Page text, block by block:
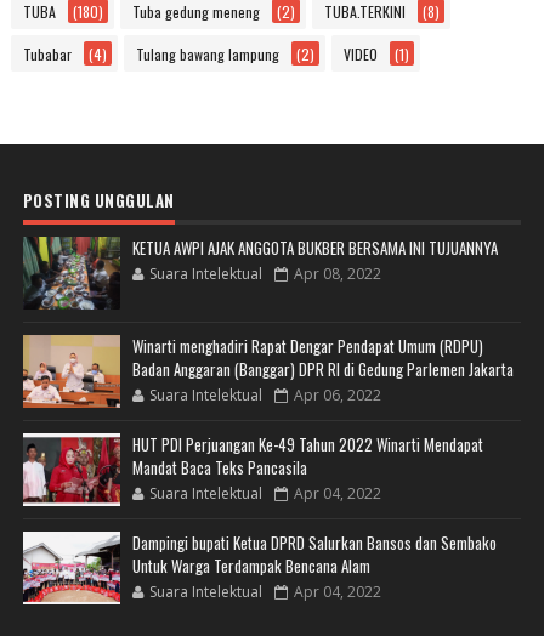
TUBA (180) Tuba gedung meneng (2) TUBA.TERKINI (8)
Tubabar (4) Tulang bawang lampung (2) VIDEO (1)
POSTING UNGGULAN
KETUA AWPI AJAK ANGGOTA BUKBER BERSAMA INI TUJUANNYA
Suara Intelektual Apr 08, 2022
Winarti menghadiri Rapat Dengar Pendapat Umum (RDPU)
Badan Anggaran (Banggar) DPR RI di Gedung Parlemen Jakarta
Suara Intelektual Apr 06, 2022
HUT PDI Perjuangan Ke-49 Tahun 2022 Winarti Mendapat
Mandat Baca Teks Pancasila
Suara Intelektual Apr 04, 2022
Dampingi bupati Ketua DPRD Salurkan Bansos dan Sembako
Untuk Warga Terdampak Bencana Alam
Suara Intelektual Apr 04, 2022